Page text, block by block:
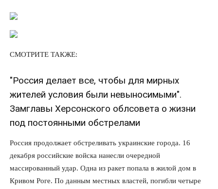
СМОТРИТЕ ТАКЖЕ:
"Россия делает все, чтобы для мирных
жителей условия были невыносимыми".
Замглавы Херсонского облсовета о жизни
под постоянными обстрелами
Россия продолжает обстреливать украинские города. 16
декабря российские войска нанесли очередной
массированный удар. Одна из ракет попала в жилой дом в
Кривом Роге. По данным местных властей, погибли четыре